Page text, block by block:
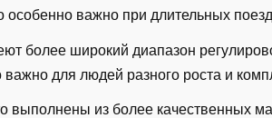
важно при длительных
более широкий диапазон
для людей разного роста и
выполнены из более качественных